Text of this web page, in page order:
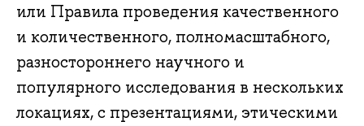
или Правила проведения качественного
и количественного, полномасштабного,
разностороннего научного и
популярного исследования в нескольких
локациях, с презентациями, этическими